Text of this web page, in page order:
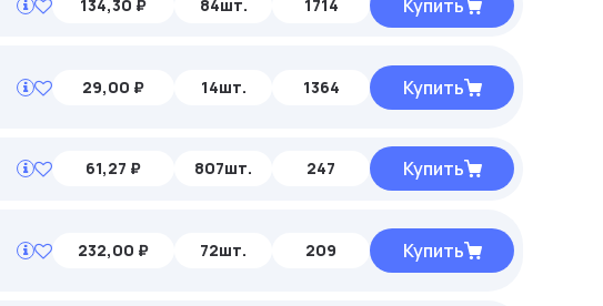
134,30 ₽ 84шт. 1714 Купить
29,00 ₽ 14шт. 1364 Купить
61,27 ₽ 807шт. 247 Купить
232,00 ₽ 72шт. 209 Купить